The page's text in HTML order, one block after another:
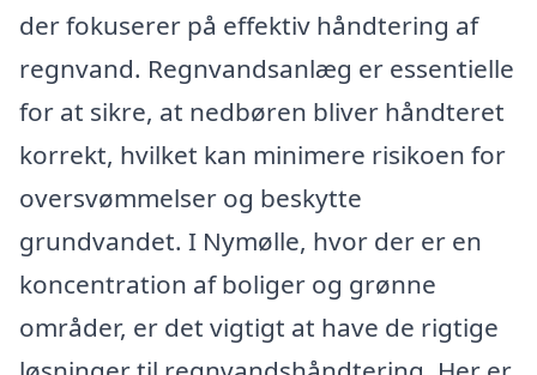
der fokuserer på effektiv håndtering af
regnvand. Regnvandsanlæg er essentielle
for at sikre, at nedbøren bliver håndteret
korrekt, hvilket kan minimere risikoen for
oversvømmelser og beskytte
grundvandet. I Nymølle, hvor der er en
koncentration af boliger og grønne
områder, er det vigtigt at have de rigtige